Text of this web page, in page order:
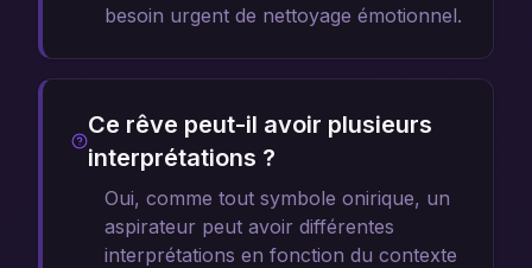
besoin urgent de nettoyage émotionnel.
Ce rêve peut-il avoir plusieurs
interprétations ?
Oui, comme tout symbole onirique, un
aspirateur peut avoir différentes
interprétations en fonction du contexte